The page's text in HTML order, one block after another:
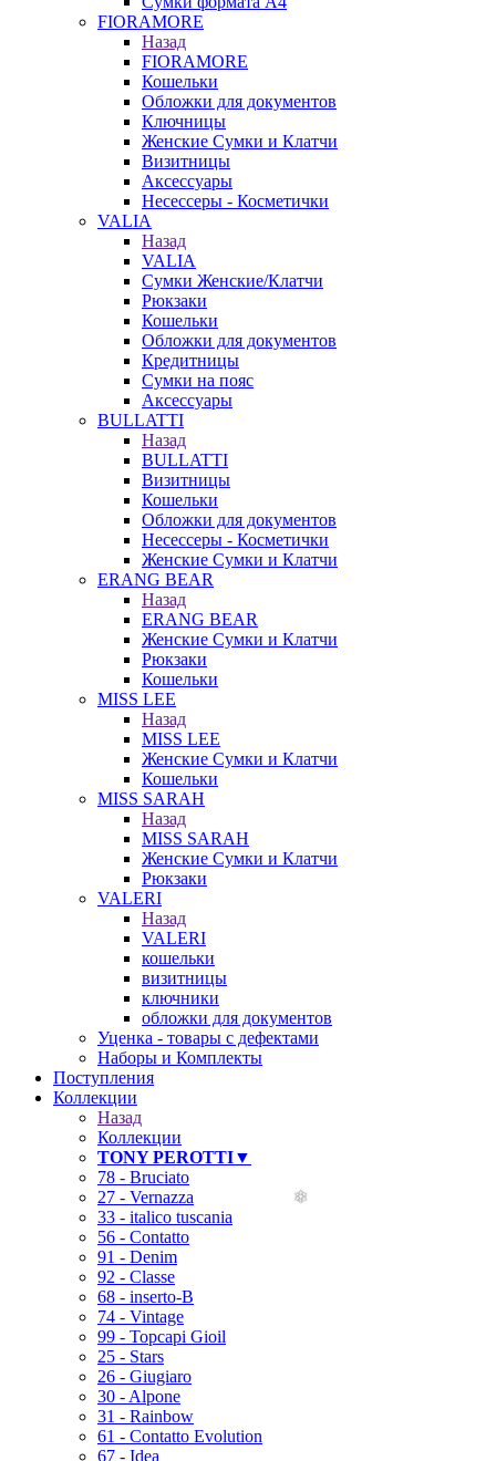
FIORAMORE
Назад
FIORAMORE
Кошельки
Обложки для документов
Ключницы
Женские Сумки и Клатчи
Визитницы
Аксессуары
Несессеры - Косметички
VALIA
Назад
VALIA
Сумки Женские/Клатчи
Рюкзаки
Кошельки
Обложки для документов
Кредитницы
Сумки на пояс
Аксессуары
BULLATTI
Назад
BULLATTI
Визитницы
Кошельки
Обложки для документов
Несессеры - Косметички
Женские Сумки и Клатчи
ERANG BEAR
Назад
ERANG BEAR
Женские Сумки и Клатчи
Рюкзаки
Кошельки
MISS LEE
Назад
MISS LEE
Женские Сумки и Клатчи
Кошельки
MISS SARAH
Назад
MISS SARAH
Женские Сумки и Клатчи
Рюкзаки
VALERI
Назад
VALERI
кошельки
визитницы
ключники
обложки для документов
Уценка - товары с дефектами
Наборы и Комплекты
Поступления
Коллекции
Назад
Коллекции
TONY PEROTTI▼
78 - Bruciato
27 - Vernazza
33 - italico tuscania
56 - Contatto
91 - Denim
92 - Classe
68 - inserto-B
74 - Vintage
99 - Topcapi Gioil
25 - Stars
26 - Giugiaro
30 - Alpone
31 - Rainbow
61 - Contatto Evolution
67 - Idea